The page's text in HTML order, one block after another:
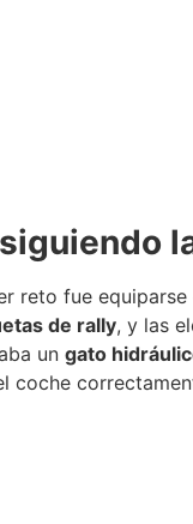
reto fue
de rally, y las
un gato
coche